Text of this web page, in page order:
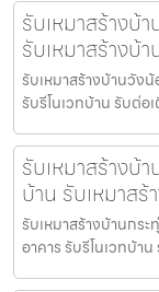
รับเหมาสร้างบ้
รับเหมาสร้างบ้
รับเหมาสร้างบ้านวัง
รับรีโนเวทบ้าน รับต่
รับเหมาสร้างบ้
บ้าน รับเหมาสร้
รับเหมาสร้างบ้านกร
อาคาร รับรีโนเวทบ้า